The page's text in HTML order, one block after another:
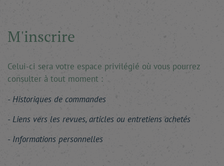
M'inscrire
Celui-ci sera votre espace privilégié où vous pourrez
consulter à tout moment :
Historiques de commandes
Liens vers les revues, articles ou entretiens achetés
Informations personnelles